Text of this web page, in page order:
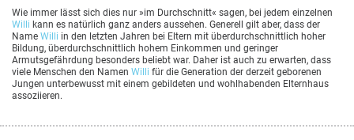
Wie immer lässt sich dies nur »im Durchschnitt« sagen, bei jedem einzelnen
Willi kann es natürlich ganz anders aussehen. Generell gilt aber, dass der
Name Willi in den letzten Jahren bei Eltern mit überdurchschnittlich hoher
Bildung, überdurchschnittlich hohem Einkommen und geringer
Armutsgefährdung besonders beliebt war. Daher ist auch zu erwarten, dass
viele Menschen den Namen Willi für die Generation der derzeit geborenen
Jungen unterbewusst mit einem gebildeten und wohlhabenden Elternhaus
assoziieren.